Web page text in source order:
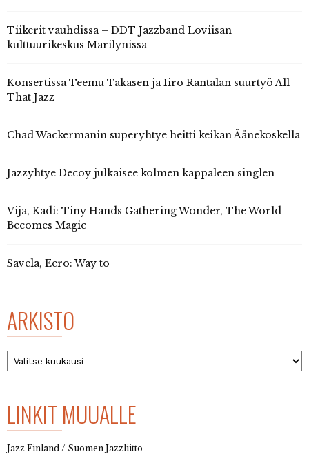
Tiikerit vauhdissa – DDT Jazzband Loviisan
kulttuurikeskus Marilynissa
Konsertissa Teemu Takasen ja Iiro Rantalan suurtyö All
That Jazz
Chad Wackermanin superyhtye heitti keikan Äänekoskella
Jazzyhtye Decoy julkaisee kolmen kappaleen singlen
Vija, Kadi: Tiny Hands Gathering Wonder, The World
Becomes Magic
Savela, Eero: Way to
ARKISTO
Arkisto
LINKIT MUUALLE
Jazz Finland / Suomen Jazzliitto